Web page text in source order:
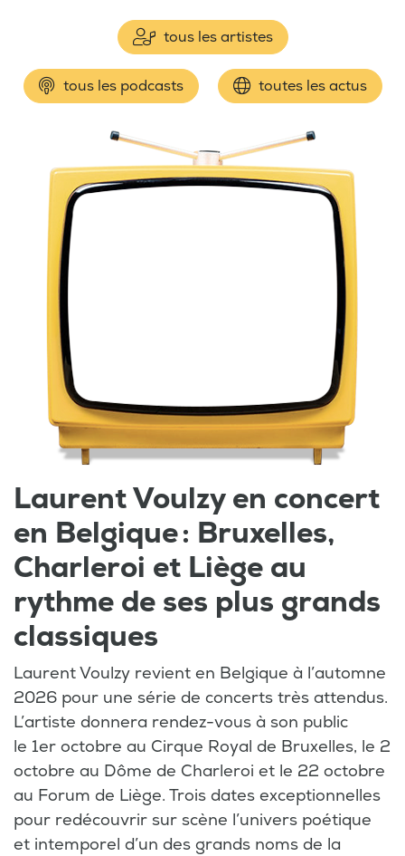
tous les artistes
tous les podcasts toutes les actus
Laurent Voulzy en concert
en Belgique : Bruxelles,
Charleroi et Liège au
rythme de ses plus grands
classiques
Laurent Voulzy revient en Belgique à l’automne
2026 pour une série de concerts très attendus.
L’artiste donnera rendez-vous à son public
le 1er octobre au Cirque Royal de Bruxelles, le 2
octobre au Dôme de Charleroi et le 22 octobre
au Forum de Liège. Trois dates exceptionnelles
pour redécouvrir sur scène l’univers poétique
et intemporel d’un des grands noms de la